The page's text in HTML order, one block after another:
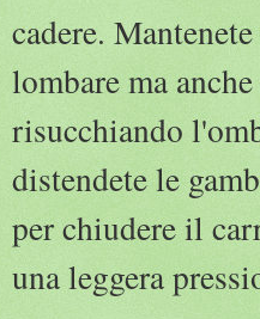
cadere.
lombare ma
risucchiando
distendete le
per chiudere il
una leggera